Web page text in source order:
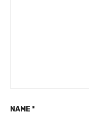
NAME *